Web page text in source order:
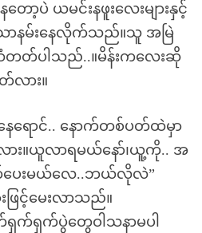
ော့ပဲ ယမင်းနဖူးလေးများနှင့်
ကိုသာနမ်းနေလိုက်သည်။သူ အမြဲ
တတ်ပါသည်..။မိန်းကလေးဆို
လား။
ရောင်.. နောက်တစ်ပတ်ထဲမှာ
ား။ယူလာရမယ်နော်၊ယူ့ကို.. အ
ေးမယ်လေ..ဘယ်လိုလဲ”
ဖြင့်မေးလာသည်။
က်ရှက်ပွဲတွေဝါသနာမပါ